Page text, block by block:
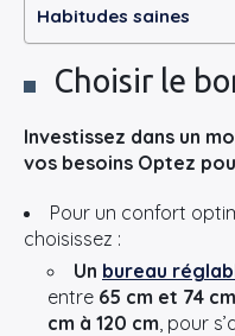
Habitudes saines
Choisir le
Investissez dans un
vos besoins Optez
Pour un confort
choisissez :
Un bureau
entre 65 cm et 74 cm
cm à 120 cm, pour